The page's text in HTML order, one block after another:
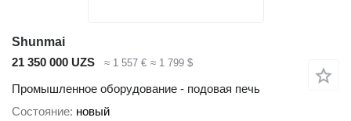
Shunmai
21 350 000 UZS
≈ 1 557 € ≈ 1 799 $
Промышленное оборудование - подовая печь
Состояние новый